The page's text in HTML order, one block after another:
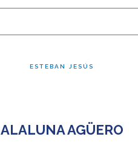
ESTEBAN JESÚS
ALALUNA AGÜERO